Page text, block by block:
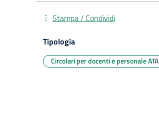
Stampa / Condividi
Tipologia
Circolari per docenti e personale ATA